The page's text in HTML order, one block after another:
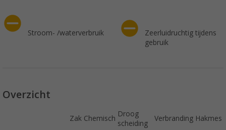
Stroom- /waterverbruik
Zeerluidruchtig tijdens
gebruik
Overzicht
Zak Chemisch
Droog
scheiding
Verbranding Hakmes